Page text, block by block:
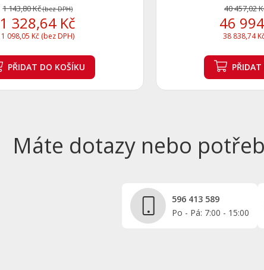
1 143,80 Kč(bez DPH)
1 328,64 Kč
1 098,05 Kč (bez DPH)
PŘIDAT DO KOŠÍKU
40 457,02
46
38 838,74
PŘIDAT
Máte dotazy nebo
596 413 589
Po - Pá: 7:00 - 15:00